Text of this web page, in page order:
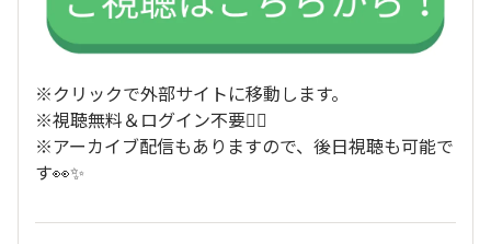
※クリックで外部サイトに移動します。
※視聴無料＆ログイン不要🙆‍♀️
※アーカイブ配信もありますので、後日視聴も可能で
す👀✨